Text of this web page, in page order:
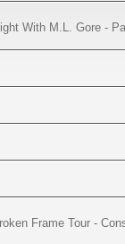
With M.L. Gore -
Frame Tour -